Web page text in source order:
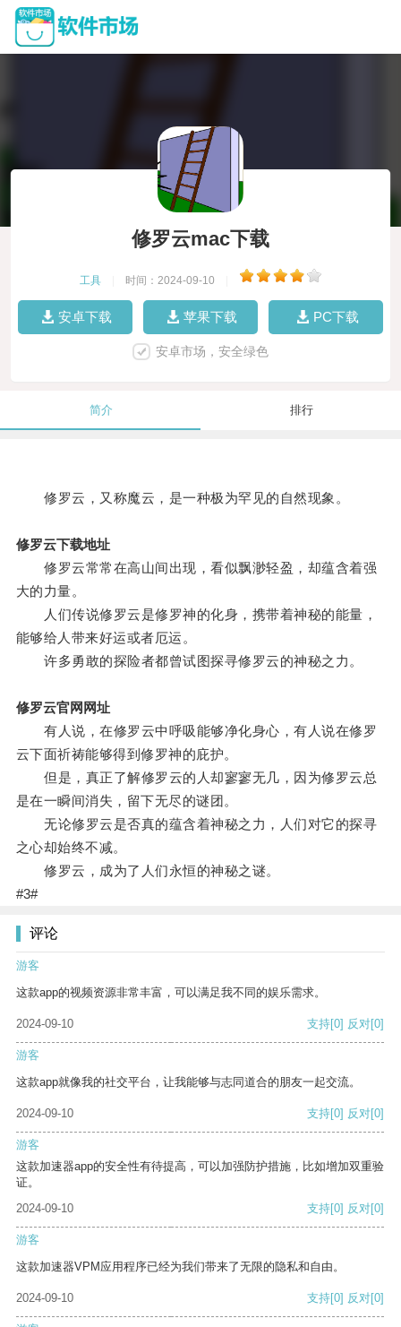
修罗云mac下载
工具 时间：2024-09-10
安卓下载 苹果下载 PC下载
安卓市场，安全绿色
简介 排行
修罗云，又称魔云，是一种极为罕见的自然现象。
修罗云下载地址
修罗云常常在高山间出现，看似飘渺轻盈，却蕴含着强
大的力量。
人们传说修罗云是修罗神的化身，携带着神秘的能量，
能够给人带来好运或者厄运。
许多勇敢的探险者都曾试图探寻修罗云的神秘之力。
修罗云官网网址
有人说，在修罗云中呼吸能够净化身心，有人说在修罗
云下面祈祷能够得到修罗神的庇护。
但是，真正了解修罗云的人却寥寥无几，因为修罗云总
是在一瞬间消失，留下无尽的谜团。
无论修罗云是否真的蕴含着神秘之力，人们对它的探寻
之心却始终不减。
修罗云，成为了人们永恒的神秘之谜。
#3#
评论
游客
这款app的视频资源非常丰富，可以满足我不同的娱乐需求。
2024-09-10 支持[0] 反对[0]
游客
这款app就像我的社交平台，让我能够与志同道合的朋友一起交流。
2024-09-10 支持[0] 反对[0]
游客
这款加速器app的安全性有待提高，可以加强防护措施，比如增加双重验
证。
2024-09-10
支持[0] 反对[0]
游客
这款加速器VPM应用程序已经为我们带来了无限的隐私和自由。
2024-09-10 支持[0] 反对[0]